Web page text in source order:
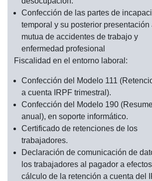
Confección de las partes de
temporal y su posterior presentación
mutua de accidentes de trabajo y
enfermedad profesional
Fiscalidad en el entorno laboral:
Confección del Modelo 111
a cuenta IRPF trimestral).
Confección del Modelo 190
anual), en soporte informático.
Certificado de retenciones de los
trabajadores.
Declaración de comunicación de
los trabajadores al pagador a
cálculo de la retención a cuenta del